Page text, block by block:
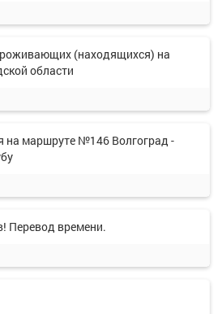
(находящихся) на
области
на маршруте №146 Волгоград -
Перевод времени.